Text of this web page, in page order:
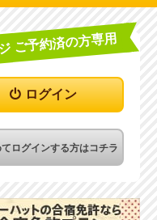
ご予約済の方専用
ログイン
ログインする方はコチラ